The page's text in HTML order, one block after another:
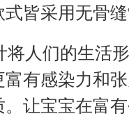
皆采用无骨
将人们的生活
有感染力和
让宝宝在富